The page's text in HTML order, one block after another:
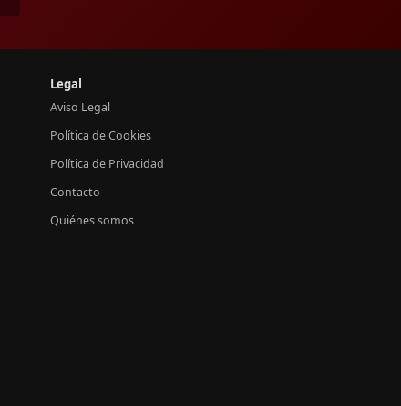
Legal
Aviso Legal
Política de Cookies
Política de Privacidad
Contacto
Quiénes somos